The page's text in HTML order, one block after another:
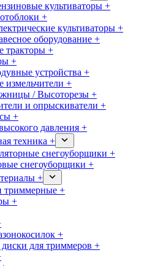
культиваторы +
+
культиваторы +
оборудование +
тракторы +
+
устройства +
измельчители +
/ Высоторезы +
и опрыскиватели +
+
давления +
техника +
снегоуборщики +
снегоуборщики +
+
триммерные +
+
+
для триммеров +